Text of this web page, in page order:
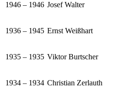
1946 – 1946 Josef Walter
1936 – 1945 Ernst Weißhart
1935 – 1935 Viktor Burtscher
1934 – 1934 Christian Zerlauth